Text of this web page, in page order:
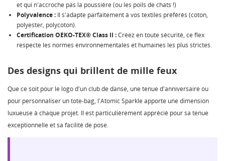
et qui n'accroche pas la poussière (ou les poils de chats !)
Polyvalence : Il s'adapte parfaitement à vos textiles préférés (coton,
polyester, polycoton).
Certification OEKO-TEX® Class II :Créez en toute sécurité, ce flex
respecte les normes environnementales et humaines les plus strictes.
Des designs qui brillent de mille feux
Que ce soit pour le logo d'un club de danse, une tenue d'anniversaire ou
pour personnaliser un tote-bag, l'Atomic Sparkle apporte une dimension
luxueuse à chaque projet. Il est particulièrement apprécié pour sa tenue
exceptionnelle et sa facilité de pose.